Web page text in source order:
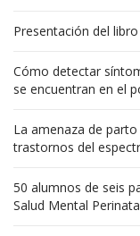
Presentación del
Cómo detectar
se encuentran en el
La amenaza de
trastornos del
50 alumnos de seis
Salud Mental